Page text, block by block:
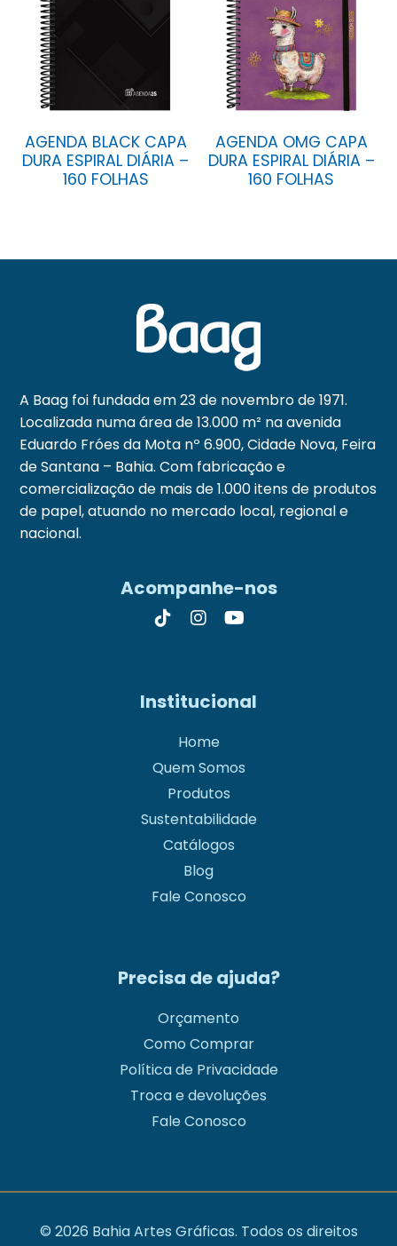
AGENDA BLACK CAPA
DURA ESPIRAL DIÁRIA –
160 FOLHAS
AGENDA OMG CAPA
DURA ESPIRAL DIÁRIA –
160 FOLHAS
A Baag foi fundada em 23 de novembro de 1971.
Localizada numa área de 13.000 m² na avenida
Eduardo Fróes da Mota nº 6.900, Cidade Nova, Feira
de Santana – Bahia. Com fabricação e
comercialização de mais de 1.000 itens de produtos
de papel, atuando no mercado local, regional e
nacional.
Acompanhe-nos
Institucional
Home
Quem Somos
Produtos
Sustentabilidade
Catálogos
Blog
Fale Conosco
Precisa de ajuda?
Orçamento
Como Comprar
Política de Privacidade
Troca e devoluções
Fale Conosco
© 2026 Bahia Artes Gráficas. Todos os direitos